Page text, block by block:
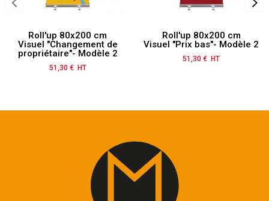
Roll'up 80x200 cm
Visuel "Changement de
propriétaire"- Modèle 2
Prix
51,30 € HT
Roll'up 80x200 cm
Visuel "Prix bas"- Modèle 2
Prix
51,30 € HT